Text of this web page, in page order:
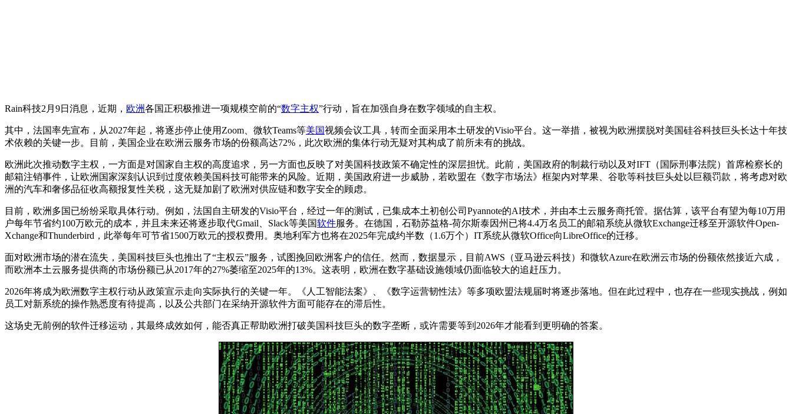
Rain科技2月9日消息，近期， 欧洲各国正积极推进一项规模空前的“数字主权”行动，旨在加强自身在数字领域的自主权。
其中，法国率先宣布，从2027年起，将逐步停止使用Zoom、微软Teams等美国视频会议工具，转而全面采用本土研发的Visio平台。这一举措，被视为欧洲摆脱对美国硅谷科技巨头长达十年技
术依赖的关键一步。目前，美国企业在欧洲云服务市场的份额高达72%，此次欧洲的集体行动无疑对其构成了前所未有的挑战。
欧洲此次推动数字主权，一方面是对国家自主权的高度追求，另一方面也反映了对美国科技政策不确定性的深层担忧。此前，美国政府的制裁行动以及对IFT（国际刑事法院）首席检察长的
邮箱注销事件，让欧洲国家深刻认识到过度依赖美国科技可能带来的风险。近期，美国政府进一步威胁，若欧盟在《数字市场法》框架内对苹果、谷歌等科技巨头处以巨额罚款，将考虑对欧
洲的汽车和奢侈品征收高额报复性关税，这无疑加剧了欧洲对供应链和数字安全的顾虑。
目前，欧洲多国已纷纷采取具体行动。例如，法国自主研发的Visio平台，经过一年的测试，已集成本土初创公司Pyannote的AI技术，并由本土云服务商托管。据估算，该平台有望为每10万用
户每年节省约100万欧元的成本，并且未来还将逐步取代Gmail、Slack等美国软件服务。在德国，石勒苏益格-荷尔斯泰因州已将4.4万名员工的邮箱系统从微软Exchange迁移至开源软件Open-
Xchange和Thunderbird，此举每年可节省1500万欧元的授权费用。奥地利军方也将在2025年完成约半数（1.6万个）IT系统从微软Office向LibreOffice的迁移。
面对欧洲市场的潜在流失，美国科技巨头也推出了“主权云”服务，试图挽回欧洲客户的信任。然而，数据显示，目前AWS（亚马逊云科技）和微软Azure在欧洲云市场的份额依然接近六成，
而欧洲本土云服务提供商的市场份额已从2017年的27%萎缩至2025年的13%。这表明，欧洲在数字基础设施领域仍面临较大的追赶压力。
2026年将成为欧洲数字主权行动从政策宣示走向实际执行的关键一年。《人工智能法案》、《数字运营韧性法》等多项欧盟法规届时将逐步落地。但在此过程中，也存在一些现实挑战，例如
员工对新系统的操作熟悉度有待提高，以及公共部门在采纳开源软件方面可能存在的滞后性。
这场史无前例的软件迁移运动，其最终成效如何，能否真正帮助欧洲打破美国科技巨头的数字垄断，或许需要等到2026年才能看到更明确的答案。